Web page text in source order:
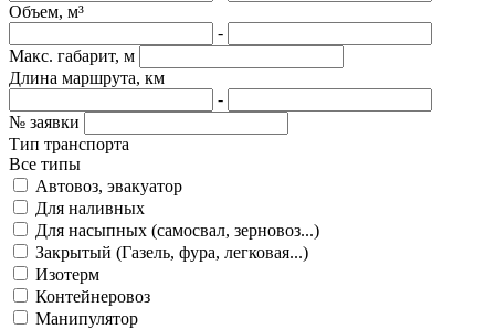
Объем, м³
-
Макс. габарит, м
Длина маршрута, км
-
№ заявки
Тип транспорта
Все типы
Автовоз, эвакуатор
Для наливных
Для насыпных (самосвал, зерновоз...)
Закрытый (Газель, фура, легковая...)
Изотерм
Контейнеровоз
Манипулятор